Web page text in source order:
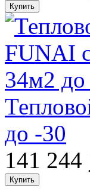
до -30
141 244